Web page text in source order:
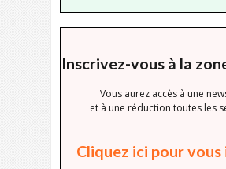
Inscrivez-vous à la
Vous aurez accès à une
et à une réduction toutes les
Cliquez ici pour